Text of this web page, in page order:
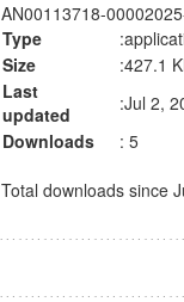
AN00113718-
Type
Size
:427.1
Last
updated
:Jul 2,
Downloads
: 5
Total downloads since